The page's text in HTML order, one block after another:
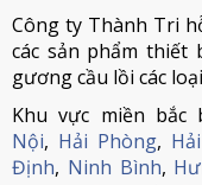
Công ty Thành Tri
các sản phẩm
gương cầu lồi các
Khu vực miền bắc
Nội, Hải Phòng,
Định, Ninh Bình,